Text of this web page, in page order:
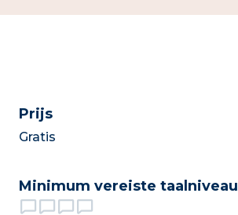
Prijs
Gratis
Minimum vereiste taalniveau